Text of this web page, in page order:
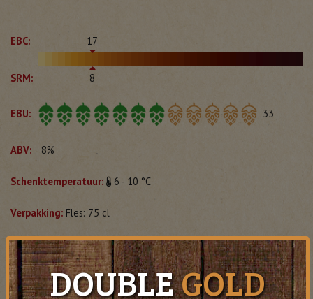
EBC: 17
SRM: 8
EBU: 33
ABV: 8%
Schenktemperatuur: 6 - 10 °C
Verpakking: Fles: 75 cl
Meer info Bestel online
DOUBLEGOLD